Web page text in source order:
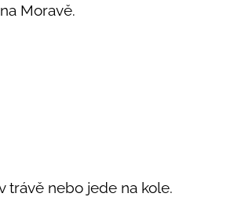
Moravě.
trávě nebo jede na kole.